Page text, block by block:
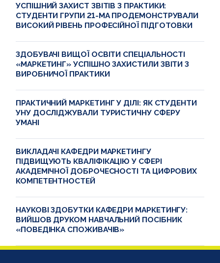
УСПІШНИЙ ЗАХИСТ ЗВІТІВ З ПРАКТИКИ:
СТУДЕНТИ ГРУПИ 21-МА ПРОДЕМОНСТРУВАЛИ
ВИСОКИЙ РІВЕНЬ ПРОФЕСІЙНОЇ ПІДГОТОВКИ
ЗДОБУВАЧІ ВИЩОЇ ОСВІТИ СПЕЦІАЛЬНОСТІ
«МАРКЕТИНГ» УСПІШНО ЗАХИСТИЛИ ЗВІТИ З
ВИРОБНИЧОЇ ПРАКТИКИ
ПРАКТИЧНИЙ МАРКЕТИНГ У ДІЛІ: ЯК СТУДЕНТИ
УНУ ДОСЛІДЖУВАЛИ ТУРИСТИЧНУ СФЕРУ
УМАНІ
ВИКЛАДАЧІ КАФЕДРИ МАРКЕТИНГУ
ПІДВИЩУЮТЬ КВАЛІФІКАЦІЮ У СФЕРІ
АКАДЕМІЧНОЇ ДОБРОЧЕСНОСТІ ТА ЦИФРОВИХ
КОМПЕТЕНТНОСТЕЙ
НАУКОВІ ЗДОБУТКИ КАФЕДРИ МАРКЕТИНГУ:
ВИЙШОВ ДРУКОМ НАВЧАЛЬНИЙ ПОСІБНИК
«ПОВЕДІНКА СПОЖИВАЧІВ»